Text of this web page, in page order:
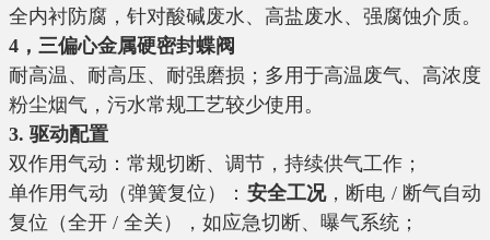
全内衬防腐，针对酸碱废水、高盐废水、强腐蚀介质。
4，三偏心金属硬密封蝶阀
耐高温、耐高压、耐强磨损；多用于高温废气、高浓度
粉尘烟气，污水常规工艺较少使用。
3. 驱动配置
双作用气动：常规切断、调节，持续供气工作；
单作用气动（弹簧复位）： 安全工况，断电 / 断气自动
复位（全开 / 全关），如应急切断、曝气系统；